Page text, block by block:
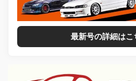
最新号の詳細はこ